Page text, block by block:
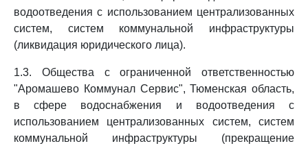
водоотведения с использованием централизованных
систем, систем коммунальной инфраструктуры
(ликвидация юридического лица).
1.3. Общества с ограниченной ответственностью
"Аромашево Коммунал Сервис", Тюменская область,
в сфере водоснабжения и водоотведения с
использованием централизованных систем, систем
коммунальной инфраструктуры (прекращение